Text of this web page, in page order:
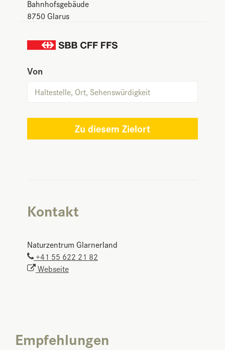
Bahnhofsgebäude
8750 Glarus
Von
Zu diesem Zielort
Kontakt
Naturzentrum Glarnerland
+41 55 622 21 82
Webseite
Empfehlungen